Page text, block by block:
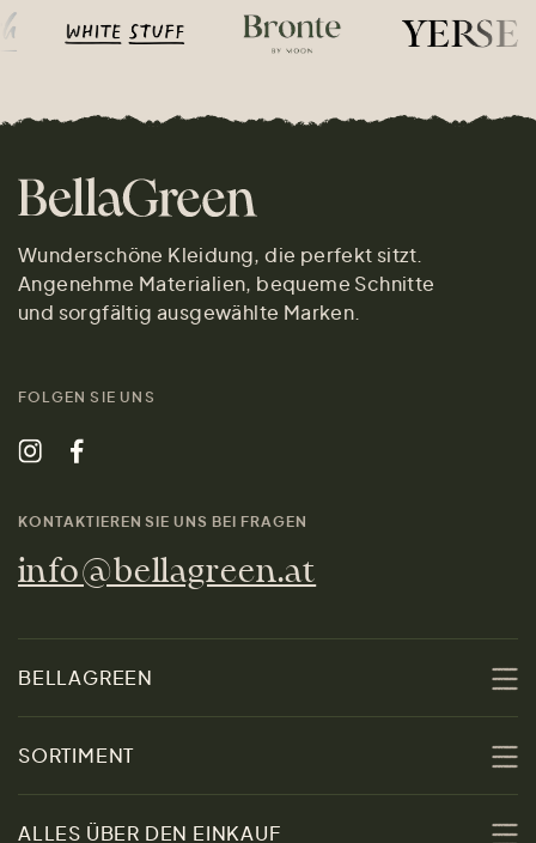
Wunderschöne Kleidung, die perfekt sitzt.
Angenehme Materialien, bequeme Schnitte
und sorgfältig ausgewählte Marken.
FOLGEN SIE UNS
KONTAKTIEREN SIE UNS BEI FRAGEN
info@bellagreen.at
BELLAGREEN
Nachhaltigkeit
SORTIMENT
ALLES ÜBER DEN EINKAUF